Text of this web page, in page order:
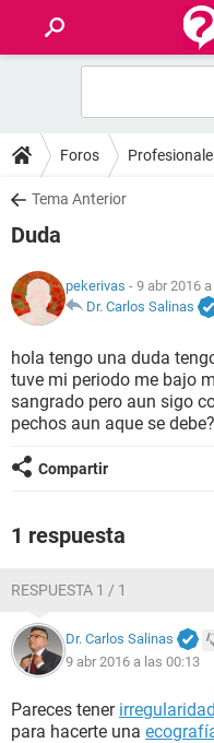
FOROS
SALUD
NUTRICIÓN
BIENESTAR
SEXUALIDAD
GLOSARIO
Foros
Tema Anterior
Duda
pekerivas - 9 abr 2016
Dr. Carlos Salinas
hola tengo una duda
tuve mi periodo me bajo
sangrado pero aun sigo
pechos aun aque se
Compartir
1 respuesta
RESPUESTA 1 / 1
Dr. Carlos Salinas
9 abr 2016 a las 00:13
Pareces tener
para hacerte una